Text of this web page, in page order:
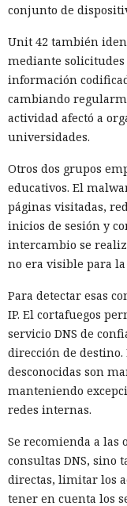
conjunto de
Unit 42 también
mediante solicitudes
información
cambiando
actividad afectó a
universidades.
Otros dos grupos
educativos. El
páginas visitadas,
inicios de sesión y
intercambio se
no era visible para la
Para detectar esas
IP. El cortafuegos
servicio DNS de
dirección de destino.
desconocidas son
manteniendo
redes internas.
Se recomienda a las
consultas DNS, sino
directas, limitar los
tener en cuenta los